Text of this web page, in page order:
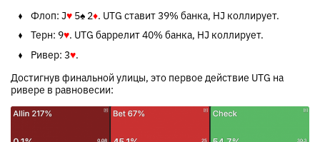
Флоп: J♥ 5♠ 2♦. UTG ставит 39% банка, HJ коллирует.
Терн: 9♥. UTG баррелит 40% банка, HJ коллирует.
Ривер: 3♥.
Достигнув финальной улицы, это первое действие UTG на
ривере в равновесии: